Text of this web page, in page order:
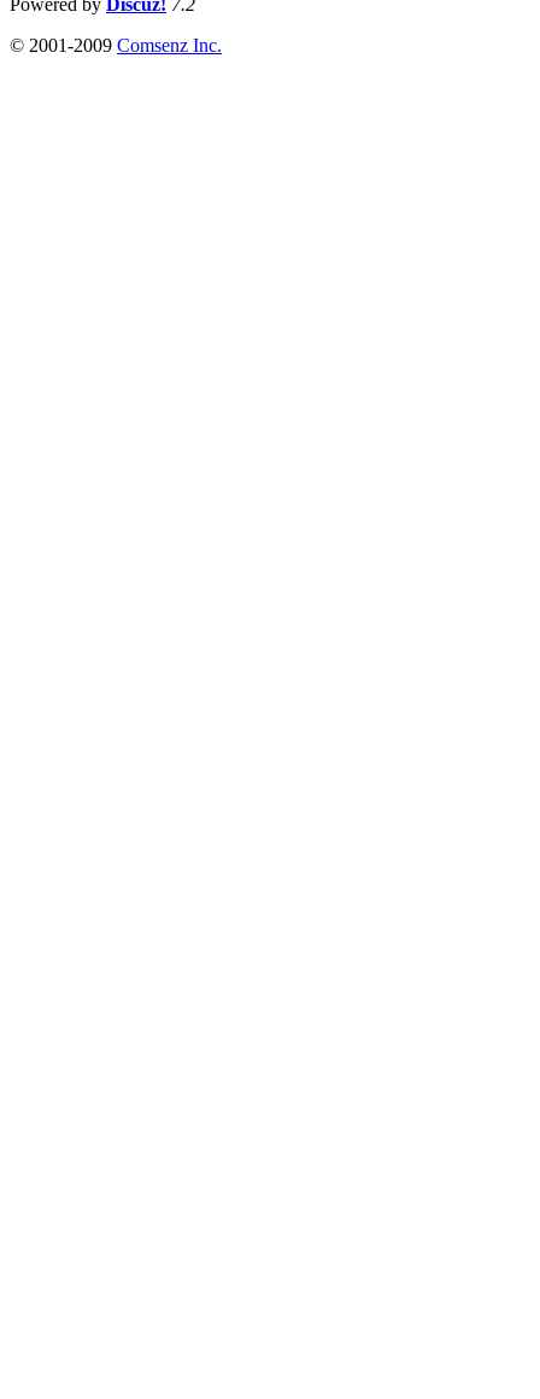
Powered by Discuz! 7.2
© 2001-2009 Comsenz Inc.